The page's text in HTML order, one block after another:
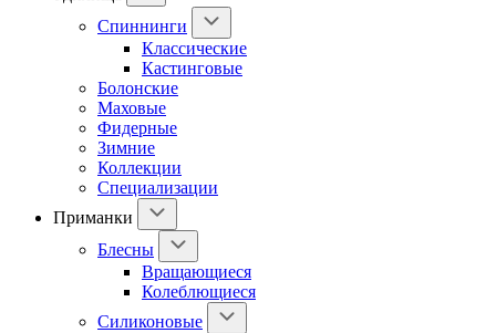
Спиннинги
Классические
Кастинговые
Болонские
Маховые
Фидерные
Зимние
Коллекции
Специализации
Приманки
Блесны
Вращающиеся
Колеблющиеся
Силиконовые